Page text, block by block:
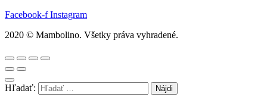
Facebook-f Instagram
2020 © Mambolino. Všetky práva vyhradené.
Hľadať: